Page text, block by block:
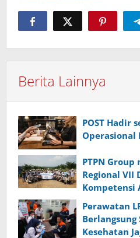
Berita Lainnya
POST Hadir
Operasional
PTPN Group
Regional VII
Kompetensi
Lewat
Way Kanan
Perawatan
Berlangsung
Kesehatan